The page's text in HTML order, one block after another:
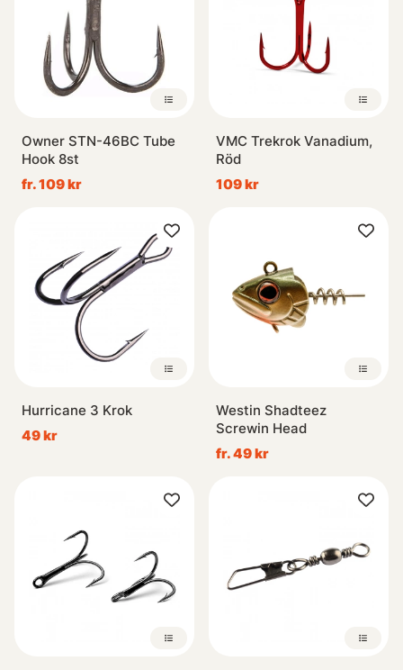
Owner STN-46BC Tube
Hook 8st
fr. 109 kr
VMC Trekrok Vanadium,
Röd
109 kr
Hurricane 3 Krok
49 kr
Westin Shadteez
Screwin Head
fr. 49 kr